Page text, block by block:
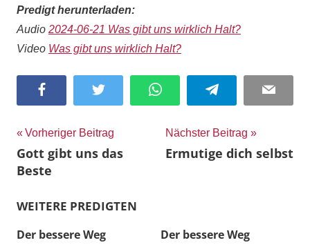
Predigt herunterladen:
Audio 2024-06-21 Was gibt uns wirklich Halt?
Video Was gibt uns wirklich Halt?
Facebook Twitter WhatsApp Telegram Email
Beitragsnavigation
Vorheriger Beitrag
Gott gibt uns das
Beste
Nächster Beitrag
Ermutige dich selbst
WEITERE PREDIGTEN
Der bessere Weg Der bessere Weg